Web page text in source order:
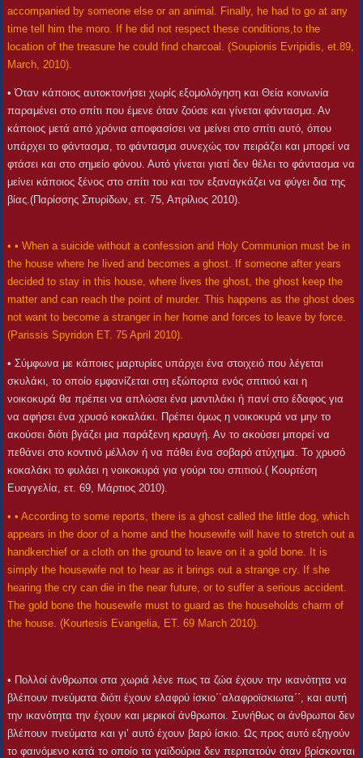
accompanied by someone else or an animal. Finally, he had to go at any
time tell him the moro. If he did not respect these conditions,to the
location of the treasure he could find charcoal. (Soupionis Evripidis, et.89,
March, 2010).
• Όταν κάποιος αυτοκτονήσει χωρίς εξομολόγηση και Θεία κοινωνία
παραμένει στο σπίτι που έμενε όταν ζούσε και γίνεται φάντασμα. Αν
κάποιος μετά από χρόνια αποφασίσει να μείνει στο σπίτι αυτό, όπου
υπάρχει το φάντασμα, το φάντασμα συνεχώς τον πειράζει και μπορεί να
φτάσει και στο σημείο φόνου. Αυτό γίνεται γιατί δεν θέλει το φάντασμα να
μείνει κάποιος ξένος στο σπίτι του και τον εξαναγκάζει να φύγει δια της
βίας.(Παρίσσης Σπυρίδων, ετ. 75, Απρίλιος 2010).
• • When a suicide without a confession and Holy Communion must be in
the house where he lived and becomes a ghost. If someone after years
decided to stay in this house, where lives the ghost, the ghost keep the
matter and can reach the point of murder. This happens as the ghost does
not want to become a stranger in her home and forces to leave by force.
(Parissis Spyridon ET. 75 April 2010).
• Σύμφωνα με κάποιες μαρτυρίες υπάρχει ένα στοιχειό που λέγεται
σκυλάκι, το οποίο εμφανίζεται στη εξώπορτα ενός σπιτιού και η
νοικοκυρά θα πρέπει να απλώσει ένα μαντιλάκι ή πανί στο έδαφος για
να αφήσει ένα χρυσό κοκαλάκι. Πρέπει όμως η νοικοκυρά να μην το
ακούσει διότι βγάζει μια παράξενη κραυγή. Αν το ακούσει μπορεί να
πεθάνει στο κοντινό μέλλον ή να πάθει ένα σοβαρό ατύχημα. Το χρυσό
κοκαλάκι το φυλάει η νοικοκυρά για γούρι του σπιτιού.( Κουρτέση
Ευαγγελία, ετ. 69, Μάρτιος 2010).
• • According to some reports, there is a ghost called the little dog, which
appears in the door of a home and the housewife will have to stretch out a
handkerchief or a cloth on the ground to leave on it a gold bone. It is
simply the housewife not to hear as it brings out a strange cry. If she
hearing the cry can die in the near future, or to suffer a serious accident.
The gold bone the housewife must to guard as the households charm of
the house. (Kourtesis Evangelia, ET. 69 March 2010).
• Πολλοί άνθρωποι στα χωριά λένε πως τα ζώα έχουν την ικανότητα να
βλέπουν πνεύματα διότι έχουν ελαφρύ ίσκιο΄΄αλαφροϊσκιωτα΄΄, και αυτή
την ικανότητα την έχουν και μερικοί άνθρωποι. Συνήθως οι άνθρωποι δεν
βλέπουν πνεύματα και γι’ αυτό έχουν βαρύ ίσκιο. Ως προς αυτό εξηγούν
το φαινόμενο κατά το οποίο τα γαϊδούρια δεν περπατούν όταν βρίσκονται